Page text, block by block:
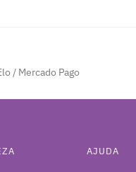
/ Mercado Pago
AJUDA